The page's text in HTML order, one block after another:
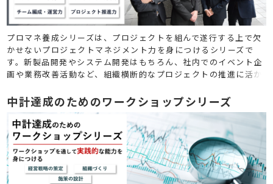
プロマネ養成シリーズは、プロジェクトを組んで遂行する上で欠
かせないプロジェクトマネジメント力を身につけるシリーズで
す。新製品開発やシステム開発はもちろん、社内でのイベント企
画や業務改善活動など、組織横断的なプロジェクトの推進に活か
中計達成のためのワークショップシリーズ